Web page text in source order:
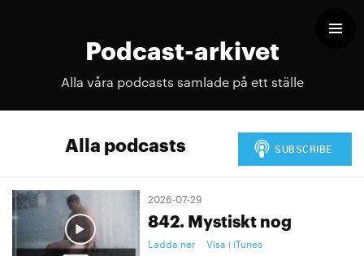
Podcast-arkivet
Alla våra podcasts samlade på ett ställe
Alla podcasts
2026-07-29
842. Mystiskt nog
Ladda ner Visa i iTunes